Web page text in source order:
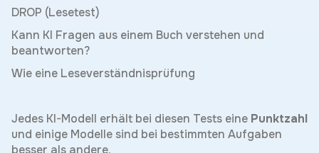
DROP (Lesetest)
Kann KI Fragen aus einem Buch verstehen und
beantworten?
Wie eine Leseverständnisprüfung
Jedes KI-Modell erhält bei diesen Tests eine Punktzahl
und einige Modelle sind bei bestimmten Aufgaben
besser als andere.